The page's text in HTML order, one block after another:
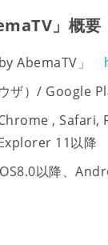
」概要
AbemaTV」
）/ Google
, Safari,
以降
、Android